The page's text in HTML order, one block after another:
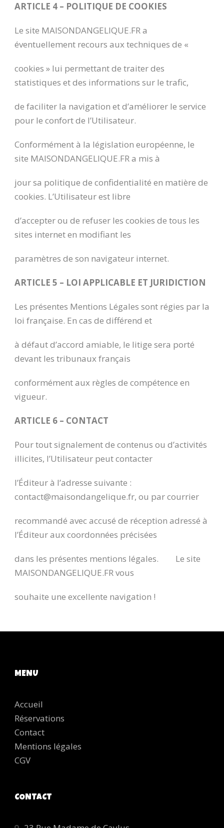
ARTICLE 4 – POLITIQUE DE COOKIES
Le site MAISONDANGELIQUE.FR a
éventuellement recours aux techniques de «
cookies » lui permettant de traiter des
statistiques et des informations sur le trafic,
de faciliter la navigation et d’améliorer le service
pour le confort de l’Utilisateur.
Conformément à la législation européenne, le
site MAISONDANGELIQUE.FR a mis à
jour sa politique de confidentialité en matière de
cookies. L’Utilisateur est libre
d’accepter ou de refuser les cookies de tous les
sites internet en modifiant les
paramètres de son navigateur internet.
ARTICLE 5 – LOI APPLICABLE ET JURIDICTION
Les présentes Mentions Légales sont régies par la
loi française. En cas de différend et
à défaut d’accord amiable, le litige sera porté
devant les tribunaux français
conformément aux règles de compétence en
vigueur.
ARTICLE 6 – CONTACT
Pour tout signalement de contenus ou d’activités
illicites, l’Utilisateur peut contacter
l’Éditeur à l’adresse suivante :
contact@maisondangelique.fr, ou par courrier
recommandé avec accusé de réception adressé à
l’Éditeur aux coordonnées précisées
dans les présentes mentions légales. Le site
MAISONDANGELIQUE.FR vous
souhaite une excellente navigation !
MENU
Accueil
Réservations
Contact
Mentions légales
CGV
CONTACT